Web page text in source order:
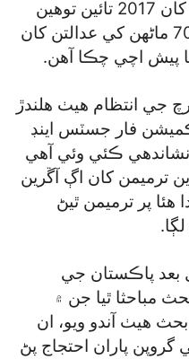
مطابق، پاڪستان اندر 2005 کان 2017 تائين توهين
رسالت جي الزام هيٺ ايندڙ 70 ماڻهن کي عدالتن کان
پيش اچي چڪا آهن.
جي انتظام هيٺ هلندڙ
فار جسٽس اينڊ
نشاندهي ڪئي وئي آهي
ترميمن کان اڳ آڱرين
پر ترميمن ٿيڻ
بعد پاڪستان جي
مباحثا ٿيا جن ۾
هيٺ آندو ويو، ان
پاران احتجاج پڻ